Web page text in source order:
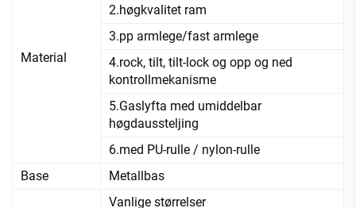
Material
2.høgkvalitet ram
3.pp armlege/fast armlege
4.rock, tilt, tilt-lock og opp og ned
kontrollmekanisme
5.Gaslyfta med umiddelbar
høgdaussteljing
6.med PU-rulle / nylon-rulle
Base
Metallbas
Vanlige størrelser